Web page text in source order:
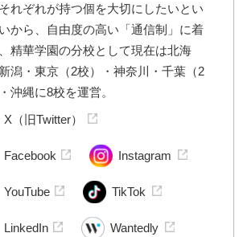
れぞれが持つ個を大切にしたいとい
から、自由度の高い「通信制」に着
精華学園の分校として現在は北海
潟・東京（2校）・神奈川・千葉（2
沖縄に8校を運営。
X（旧Twitter）
Facebook Instagram
YouTube TikTok
LinkedIn Wantedly